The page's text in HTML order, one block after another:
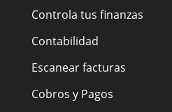
Controla tus finanzas
Contabilidad
Escanear facturas
Cobros y Pagos